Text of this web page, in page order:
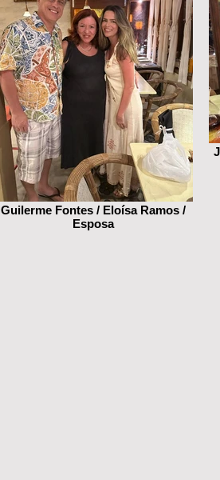
Guilerme Fontes / Eloísa Ramos /
Esposa